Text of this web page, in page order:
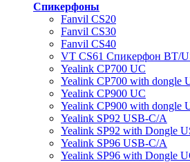
Спикерфоны
Fanvil CS20
Fanvil CS30
Fanvil CS40
VT CS61 Cпикерфон BT/
Yealink CP700 UC
Yealink CP700 with dongle
Yealink CP900 UC
Yealink CP900 with dongle
Yealink SP92 USB-C/A
Yealink SP92 with Dongle
Yealink SP96 USB-C/A
Yealink SP96 with Dongle